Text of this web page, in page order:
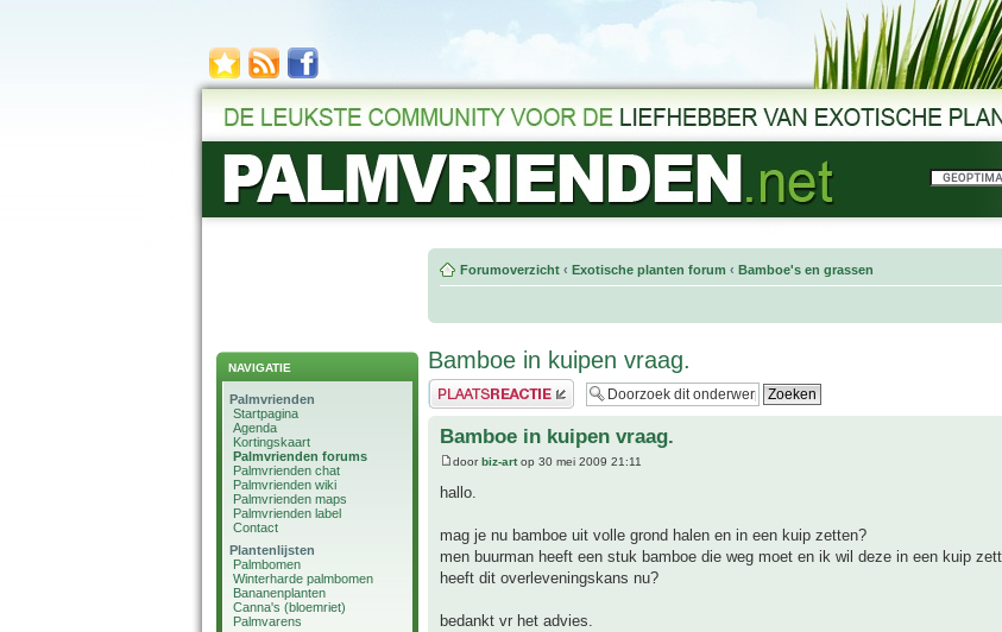
NAVIGATIE
Palmvrienden
Startpagina
Agenda
Kortingskaart
Palmvrienden forums
Palmvrienden chat
Palmvrienden wiki
Palmvrienden maps
Palmvrienden label
Contact
Plantenlijsten
Palmbomen
Winterharde palmbomen
Bananenplanten
Canna's (bloemriet)
Palmvarens
Forumoverzicht ‹ Exotische planten forum ‹ Bamboe's en grassen
Bamboe in kuipen vraag.
Plaats een reactie
Bamboe in kuipen vraag.
doorbiz-artop 30 mei 2009 21:11
hallo.
mag je nu bamboe uit volle grond halen en in een kuip zetten?
men buurman heeft een stuk bamboe die weg moet en ik wil deze in een kuip
heeft dit overleveningskans nu?
bedankt vr het advies.